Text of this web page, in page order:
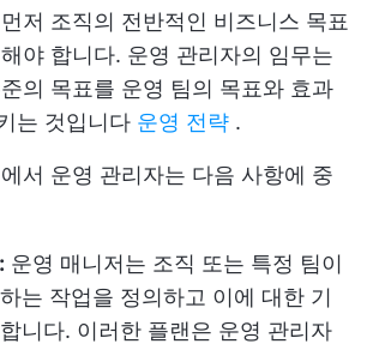
저 조직의 전반적인 비즈니스 목표
야 합니다. 운영 관리자의 임무는
의 목표를 운영 팀의 목표와 효과
는 것입니다 운영 전략 .
서 운영 관리자는 다음 사항에 중
운영 매니저는 조직 또는 특정 팀이
는 작업을 정의하고 이에 대한 기
니다. 이러한 플랜은 운영 관리자